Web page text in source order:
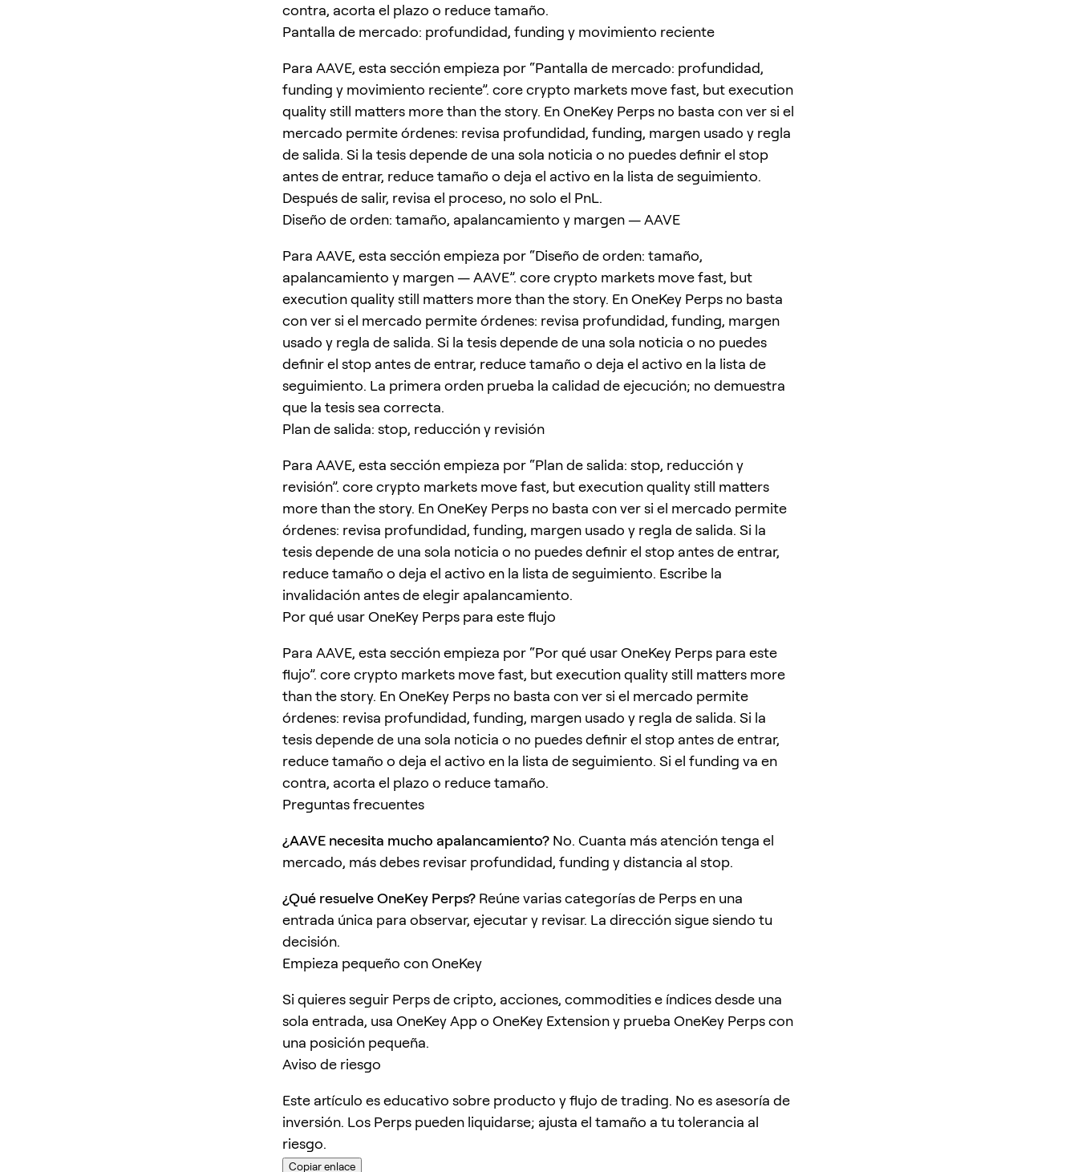
contra, acorta el plazo o reduce tamaño.
Pantalla de mercado: profundidad, funding y movimiento reciente
Para AAVE, esta sección empieza por “Pantalla de mercado: profundidad,
funding y movimiento reciente”. core crypto markets move fast, but execution
quality still matters more than the story. En OneKey Perps no basta con ver si el
mercado permite órdenes: revisa profundidad, funding, margen usado y regla
de salida. Si la tesis depende de una sola noticia o no puedes definir el stop
antes de entrar, reduce tamaño o deja el activo en la lista de seguimiento.
Después de salir, revisa el proceso, no solo el PnL.
Diseño de orden: tamaño, apalancamiento y margen — AAVE
Para AAVE, esta sección empieza por “Diseño de orden: tamaño,
apalancamiento y margen — AAVE”. core crypto markets move fast, but
execution quality still matters more than the story. En OneKey Perps no basta
con ver si el mercado permite órdenes: revisa profundidad, funding, margen
usado y regla de salida. Si la tesis depende de una sola noticia o no puedes
definir el stop antes de entrar, reduce tamaño o deja el activo en la lista de
seguimiento. La primera orden prueba la calidad de ejecución; no demuestra
que la tesis sea correcta.
Plan de salida: stop, reducción y revisión
Para AAVE, esta sección empieza por “Plan de salida: stop, reducción y
revisión”. core crypto markets move fast, but execution quality still matters
more than the story. En OneKey Perps no basta con ver si el mercado permite
órdenes: revisa profundidad, funding, margen usado y regla de salida. Si la
tesis depende de una sola noticia o no puedes definir el stop antes de entrar,
reduce tamaño o deja el activo en la lista de seguimiento. Escribe la
invalidación antes de elegir apalancamiento.
Por qué usar OneKey Perps para este flujo
Para AAVE, esta sección empieza por “Por qué usar OneKey Perps para este
flujo”. core crypto markets move fast, but execution quality still matters more
than the story. En OneKey Perps no basta con ver si el mercado permite
órdenes: revisa profundidad, funding, margen usado y regla de salida. Si la
tesis depende de una sola noticia o no puedes definir el stop antes de entrar,
reduce tamaño o deja el activo en la lista de seguimiento. Si el funding va en
contra, acorta el plazo o reduce tamaño.
Preguntas frecuentes
¿AAVE necesita mucho apalancamiento? No. Cuanta más atención tenga el
mercado, más debes revisar profundidad, funding y distancia al stop.
¿Qué resuelve OneKey Perps? Reúne varias categorías de Perps en una
entrada única para observar, ejecutar y revisar. La dirección sigue siendo tu
decisión.
Empieza pequeño con OneKey
Si quieres seguir Perps de cripto, acciones, commodities e índices desde una
sola entrada, usa OneKey App o OneKey Extension y prueba OneKey Perps con
una posición pequeña.
Aviso de riesgo
Este artículo es educativo sobre producto y flujo de trading. No es asesoría de
inversión. Los Perps pueden liquidarse; ajusta el tamaño a tu tolerancia al
riesgo.
Copiar enlace